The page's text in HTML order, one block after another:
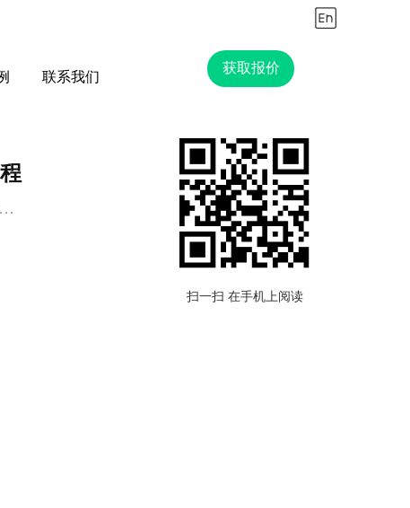
联系我们
获取报价
本项目坐落于塔什干州努拉夫尚市大顺工业园区，由我司承建核心电力配套工程，包括35kV 高压房内配电柜安装、园区内5 台1600kVA的箱变施工安装及园区35kV高压电缆整体敷设。项目高标准交付，为园区内工业生产运营提供坚实电力支撑，助力中乌产业合作高质量发展。
扫一扫 在手机上阅读